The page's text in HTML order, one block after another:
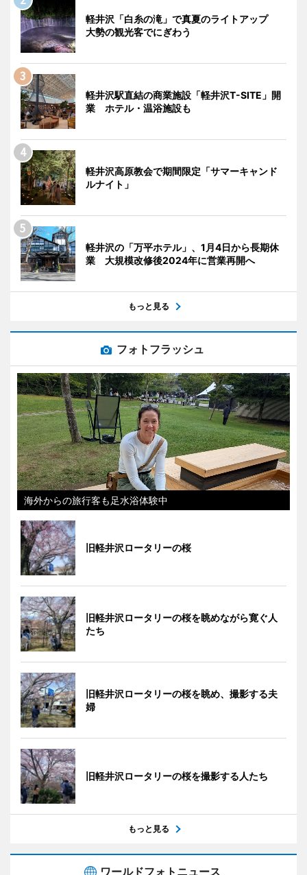
軽井沢「白糸の滝」で真夏のライトアップ
大勢の観光客でにぎわう
軽井沢駅直結の商業施設「軽井沢T-SITE」開
業 ホテル・温浴施設も
軽井沢高原教会で期間限定「サマーキャンド
ルナイト」
軽井沢の「万平ホテル」、1月4日から長期休
業 大規模改修後2024年に営業再開へ
もっと見る
フォトフラッシュ
海外からの旅行客も足水浴体験中
旧軽井沢ロータリーの桜
旧軽井沢ロータリーの桜を眺めながら寛ぐ人
たち
旧軽井沢ロータリーの桜を眺め、撮影する夫
婦
旧軽井沢ロータリーの桜を撮影する人たち
もっと見る
ワールドフォトニュース